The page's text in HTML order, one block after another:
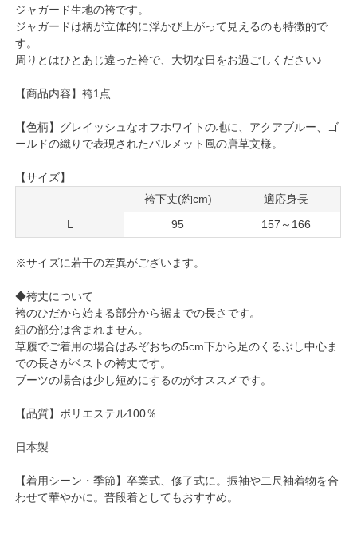
ジャガード生地の袴です。
ジャガードは柄が立体的に浮かび上がって見えるのも特徴的で
す。
周りとはひとあじ違った袴で、大切な日をお過ごしください♪
【商品内容】袴1点
【色柄】グレイッシュなオフホワイトの地に、アクアブルー、ゴ
ールドの織りで表現されたパルメット風の唐草文様。
【サイズ】
袴下丈(約cm)
適応身長
L
95 157～166
※サイズに若干の差異がございます。
◆袴丈について
袴のひだから始まる部分から裾までの長さです。
紐の部分は含まれません。
草履でご着用の場合はみぞおちの5cm下から足のくるぶし中心ま
での長さがベストの袴丈です。
ブーツの場合は少し短めにするのがオススメです。
【品質】ポリエステル100％
日本製
【着用シーン・季節】卒業式、修了式に。振袖や二尺袖着物を合
わせて華やかに。普段着としてもおすすめ。